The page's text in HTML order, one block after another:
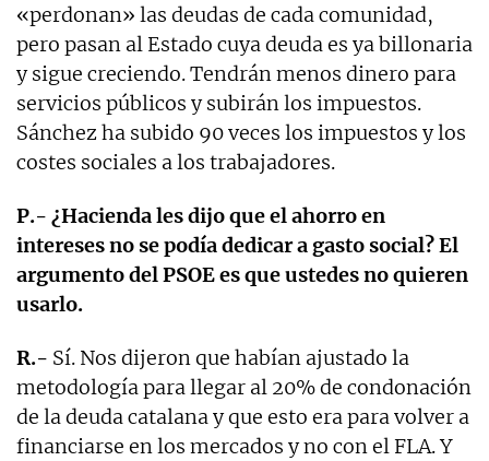
«perdonan» las deudas de cada comunidad,
pero pasan al Estado cuya deuda es ya billonaria
y sigue creciendo. Tendrán menos dinero para
servicios públicos y subirán los impuestos.
Sánchez ha subido 90 veces los impuestos y los
costes sociales a los trabajadores.
P.- ¿Hacienda les dijo que el ahorro en
intereses no se podía dedicar a gasto social? El
argumento del PSOE es que ustedes no quieren
usarlo.
R.- Sí. Nos dijeron que habían ajustado la
metodología para llegar al 20% de condonación
de la deuda catalana y que esto era para volver a
financiarse en los mercados y no con el FLA. Y